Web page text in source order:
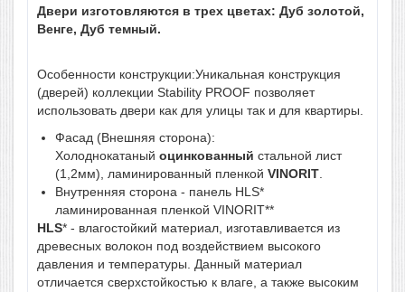
Двери изготовляются в трех цветах: Дуб золотой,
Венге, Дуб темный.
Особенности конструкции:Уникальная конструкция
(дверей) коллекции Stability PROOF позволяет
использовать двери как для улицы так и для квартиры.
Фасад (Внешняя сторона):
Холоднокатаный оцинкованный стальной лист
(1,2мм), ламинированный пленкой VINORIT
Внутренняя сторона - панель HLS*
ламинированная пленкой VINORIT**
HLS* - влагостойкий материал, изготавливается из
древесных волокон под воздействием высокого
давления и температуры. Данный материал
отличается сверхстойкостью к влаге, а также высоким